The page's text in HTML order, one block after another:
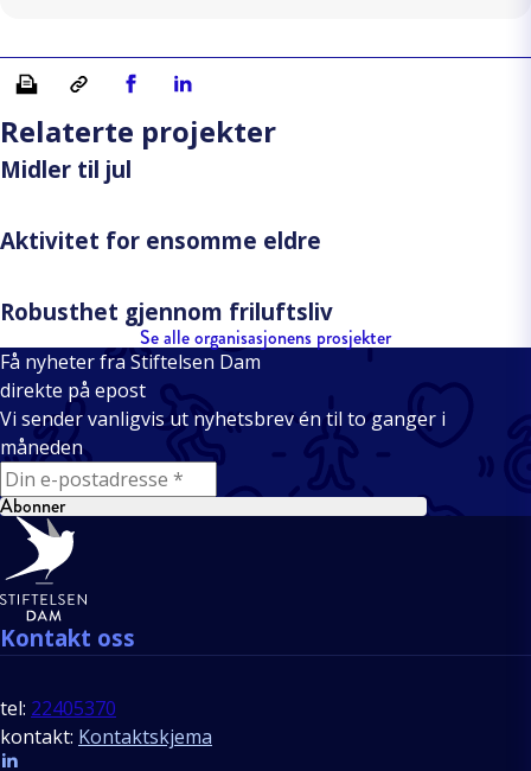
Skriv ut Kopiera länkDel på Facebook
Del på Linkedin
Relaterte projekter
Midler til jul
Aktivitet for ensomme eldre
Robusthet gjennom friluftsliv
Se alle organisasjonens prosjekter
Få nyheter fra Stiftelsen Dam
direkte på epost
Vi sender vanligvis ut nyhetsbrev én til to ganger i
måneden
E-mail
Abonner
Bunntekst
Kontakt oss
tel: 22405370
kontakt: Kontaktskjema